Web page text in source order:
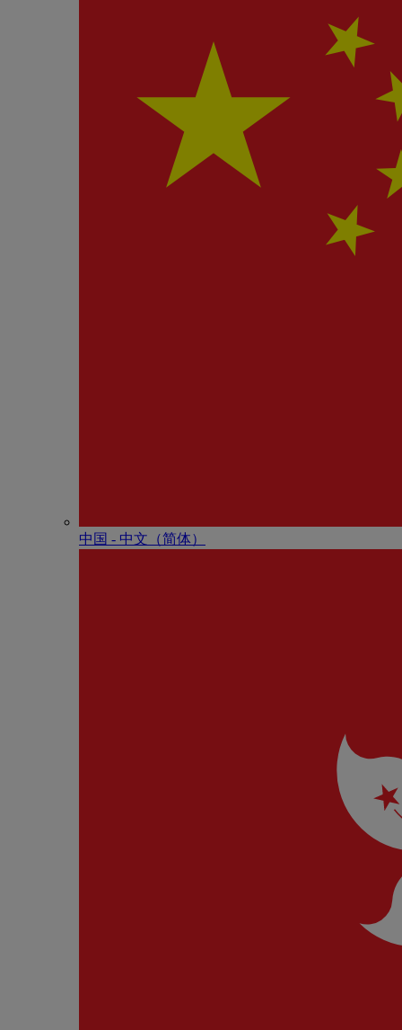
中国 - 中⽂（简体）